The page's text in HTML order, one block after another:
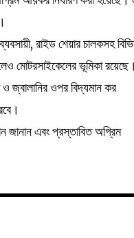
রাইড শেয়ার চালকসহ
মোটরসাইকেলের ভূমিকা
জ্বালানির ওপর বিদ্যমান কর
জানান এবং প্রস্তাবিত অগ্রিম